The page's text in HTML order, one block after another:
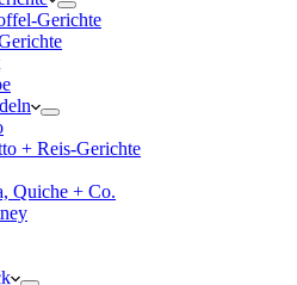
Gerichte
+ Reis-Gerichte
Quiche + Co.